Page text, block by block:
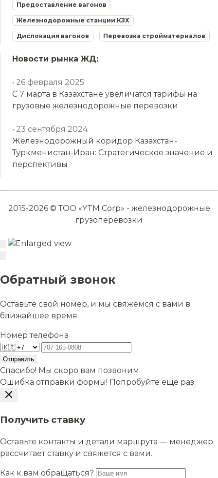
Предоставление вагонов
Железнодорожные станции КЗХ
Дислокация вагонов Перевозка стройматериалов
Новости рынка ЖД:
• 26 февраля 2025
С 7 марта в Казахстане увеличатся тарифы на
грузовые железнодорожные перевозки
• 23 сентября 2024
Железнодорожный коридор Казахстан-
Туркменистан-Иран: Стратегическое значение и
перспективы
2015-2026 © ТОО «YTM Corp» - железнодорожные
грузоперевозки
Обратный звонок
Оставьте свой номер, и мы свяжемся с вами в
ближайшее время.
Номер телефона
Отправить
Спасибо! Мы скоро вам позвоним.
Ошибка отправки формы! Попробуйте еще раз.
Получить ставку
Оставьте контакты и детали маршрута — менеджер
рассчитает ставку и свяжется с вами.
Как к вам обращаться?